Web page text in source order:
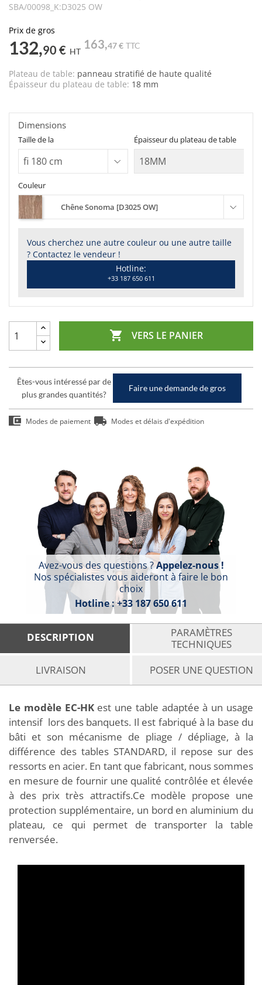
SBA/00098_K:D3025 OW
Prix de gros
132,90 € HT
163,47 € TTC
Plateau de table: panneau stratifié de haute qualité
Épaisseur du plateau de table: 18 mm
Couleur
Chêne Sonoma [D3025 OW]
Vous cherchez une autre couleur ou une autre taille
? Contactez le vendeur !
Hotline:
+33 187 650 611
Taille de la Épaisseur du plateau de table
Dimensions
 VERS LE PANIER
Êtes-vous intéressé par de
plus grandes quantités?
Faire une demande de gros
Modes de paiement Modes et délais d'expédition
Avez-vous des questions ?Appelez-nous !
Nos spécialistes vous aideront à faire le bon
choix
Hotline :+33 187 650 611
DESCRIPTION
PARAMÈTRES
TECHNIQUES
LIVRAISON
POSER UNE QUESTION
Le modèle EC-HKest une table adaptée à un usage
intensif lors des banquets. Il est fabriqué à la base du
bâti et son mécanisme de pliage / dépliage, à la
différence des tables STANDARD, il repose sur des
ressorts en acier. En tant que fabricant, nous sommes
en mesure de fournir une qualité contrôlée et élevée
à des prix très attractifs.Ce modèle propose une
protection supplémentaire, un bord en aluminium du
plateau, ce qui permet de transporter la table
renversée.